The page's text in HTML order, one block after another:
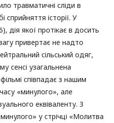
травматичні сліди в
історії. У
дія якої протікає в досить
привертає не надто
сільський одяг,
сенсі узагальнена
співпадає з нашим
«минулого», але
еквіваленту. З
у стрічці «Молитва